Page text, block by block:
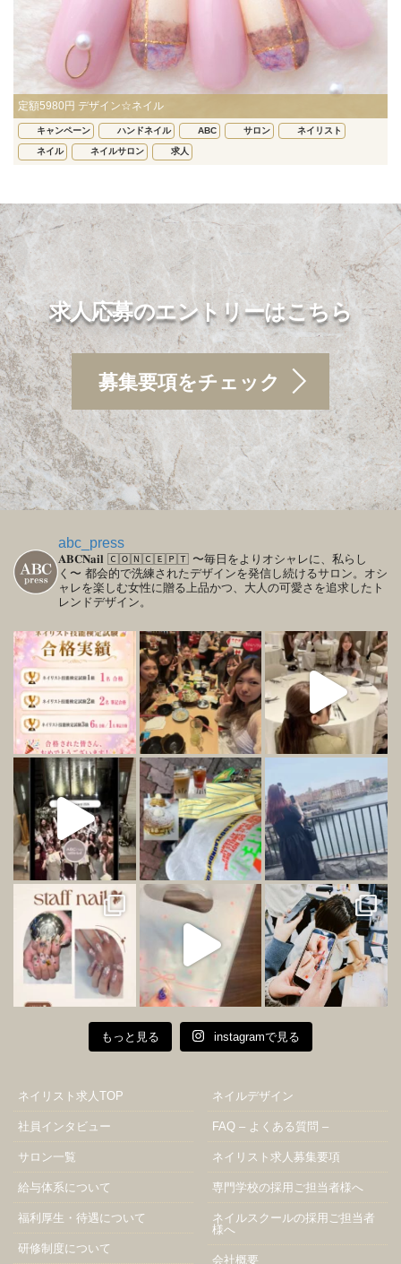
定額5980円 デザイン☆ネイル
キャンペーン ハンドネイル ABC サロン ネイリスト
ネイル ネイルサロン 求人
求人応募のエントリーはこちら
募集要項をチェック
abc_press
𝐀𝐁𝐂𝐍𝐚𝐢𝐥 🄲🄾🄽🄲🄴🄿🅃 〜毎日をよりオシャレに、私らし
く〜 都会的で洗練されたデザインを発信し続けるサロン。オシ
ャレを楽しむ女性に贈る上品かつ、大人の可愛さを追求したト
レンドデザイン。
もっと見る instagramで見る
ネイリスト求人TOP
社員インタビュー
サロン一覧
給与体系について
福利厚生・待遇について
研修制度について
ネイルデザイン
FAQ – よくある質問 –
ネイリスト求人募集要項
専門学校の採用ご担当者様へ
ネイルスクールの採用ご担当者
様へ
会社概要